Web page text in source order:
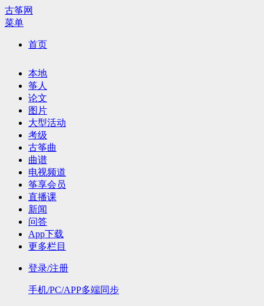
古筝网
菜单
首页
本地
筝人
论文
图片
大型活动
考级
古筝曲
曲谱
电视频道
筝享会员
直播课
新闻
问答
App下载
更多栏目
登录/注册
手机/PC/APP多端同步